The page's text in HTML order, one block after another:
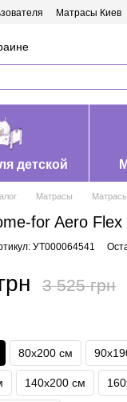
Матрасы Киев
детской
Матрасы
for Aero Flex
УТ000064541
3 525 грн
80х200 см
140х200 см